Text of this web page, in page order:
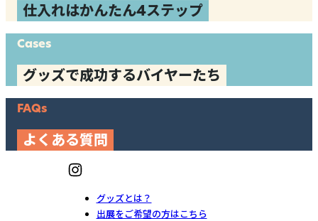
仕入れはかんたん4ステップ
Cases
グッズで成功するバイヤーたち
FAQs
よくある質問
グッズとは？
出展をご希望の方はこちら